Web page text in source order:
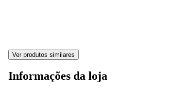
Ver produtos similares
Informações da loja